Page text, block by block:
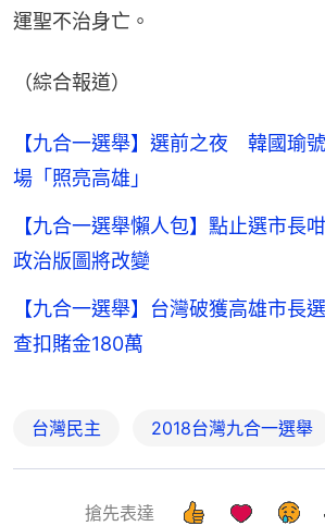
運聖不治身亡。
（綜合報道）
【九合一選舉】選前之夜 韓國瑜
場「照亮高雄」
【九合一選舉懶人包】點止選市長
政治版圖將改變
【九合一選舉】台灣破獲高雄市
查扣賭金180萬
台灣民主 2018台灣九合一選舉
搶先表達